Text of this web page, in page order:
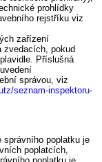
prohlídky
rejstříku viz
zařízení
zvedacích, pokud
Příslušná
správou, viz
seznam-inspektoru-
správního poplatku je
poplatcích,